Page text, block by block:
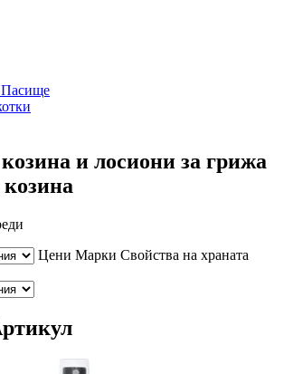
и лосиони за грижа
Цени Марки Свойства на храната